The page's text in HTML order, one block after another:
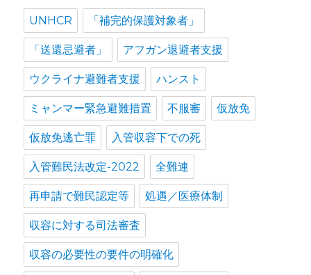
UNHCR 「補完的保護対象者」
「送還忌避者」 アフガン退避者支援
ウクライナ避難者支援 ハンスト
ミャンマー緊急避難措置 不服審 仮放免
仮放免逃亡罪 入管収容下での死
入管難民法改定-2022 全難連
再申請で難民認定等 処遇／医療体制
収容に対する司法審査
収容の必要性の要件の明確化